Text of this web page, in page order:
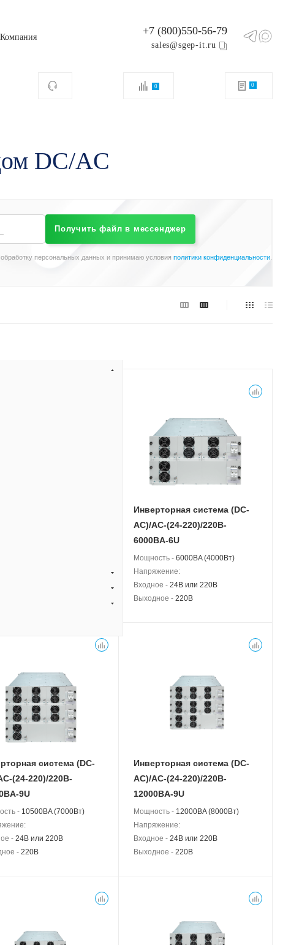
Компания +7 (800)550-56-79
sales@sgep-it.ru
0 0
DC/AC
Получить файл в мессенджер
персональных данных и принимаю условия политики конфиденциальности.
Инверторная система (DC-
АС)/AC-(24-220)/220B-
6000BA-6U
Мощность - 6000BA (4000Вт)
Напряжение:
Входное - 24В или 220В
Выходное - 220В
система (DC-
(24-220)/220B-
9U
- 10500BA (7000Вт)
- 24В или 220В
- 220В
Инверторная система (DC-
АС)/AC-(24-220)/220B-
12000BA-9U
Мощность - 12000BA (8000Вт)
Напряжение:
Входное - 24В или 220В
Выходное - 220В